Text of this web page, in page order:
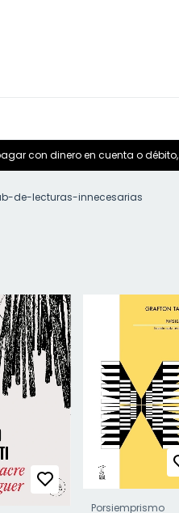
con dinero en cuenta o
de-lecturas-innecesarias
Porsiemprismo